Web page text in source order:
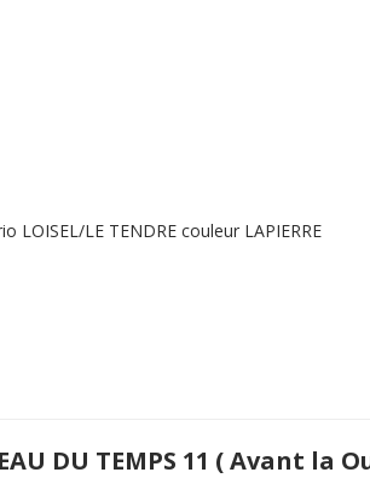
LE TENDRE couleur LAPIERRE
DU TEMPS 11 ( Avant la